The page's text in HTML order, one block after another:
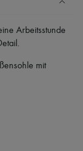
Arbeitsstunde
.
mit